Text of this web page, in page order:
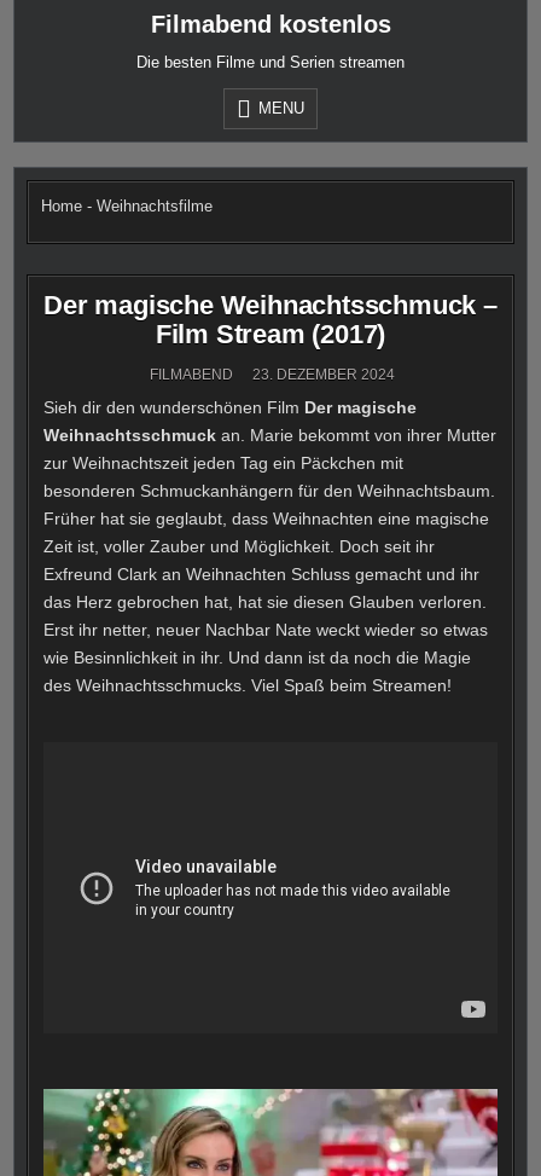
Filmabend kostenlos
Die besten Filme und Serien streamen
MENU
Home -Weihnachtsfilme
Der magische Weihnachtsschmuck –
Film Stream (2017)
FILMABEND 23. DEZEMBER 2024
Sieh dir den wunderschönen Film Der magische
Weihnachtsschmuck an. Marie bekommt von ihrer Mutter
zur Weihnachtszeit jeden Tag ein Päckchen mit
besonderen Schmuckanhängern für den Weihnachtsbaum.
Früher hat sie geglaubt, dass Weihnachten eine magische
Zeit ist, voller Zauber und Möglichkeit. Doch seit ihr
Exfreund Clark an Weihnachten Schluss gemacht und ihr
das Herz gebrochen hat, hat sie diesen Glauben verloren.
Erst ihr netter, neuer Nachbar Nate weckt wieder so etwas
wie Besinnlichkeit in ihr. Und dann ist da noch die Magie
des Weihnachtsschmucks. Viel Spaß beim Streamen!